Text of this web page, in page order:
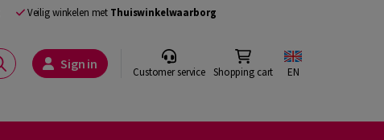
Veilig winkelen met Thuiswinkelwaarborg
Sign in Customer service Shopping cart EN